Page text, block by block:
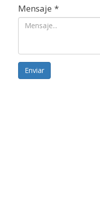
Mensaje *
Enviar